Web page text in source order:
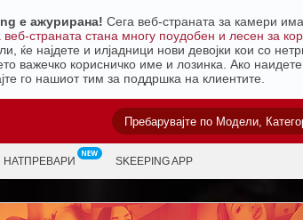
е ажурирана! Сега веб-страната за камери
страната стана многу поудобен и лесен за
ќе најдете и илјадници нови девојки кои со
важечко корисничко име и лозинка. Ако
го нашиот тим за поддршка на клиентите.
НАТПРЕВАРИ SKEEPING APP